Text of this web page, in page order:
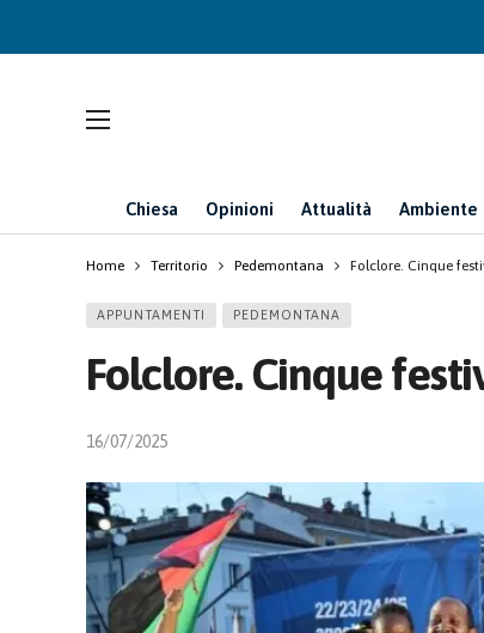
Chiesa Opinioni Attualità Ambiente
Home Territorio Pedemontana Folclore. Cinque
APPUNTAMENTI PEDEMONTANA
Folclore. Cinque
16/07/2025